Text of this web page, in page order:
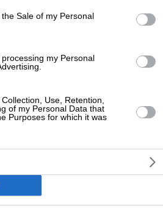
Sale of my Personal
my Personal
Use, Retention,
of my Personal Data that
Purposes for which it was
Πέλλα
Πέλλα
- Εργολάβοι Πέλλα
Πέλλα